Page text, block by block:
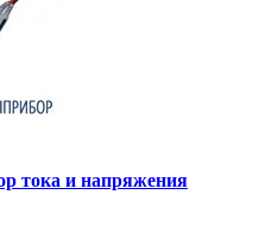
тока и напряжения